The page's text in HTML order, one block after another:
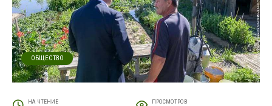
ОБЩЕСТВО
НА ЧТЕНИЕ ПРОСМОТРОВ